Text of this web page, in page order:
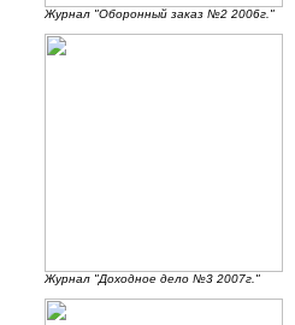
Журнал "Оборонный заказ №2 2006г."
Журнал "Доходное дело №3 2007г."